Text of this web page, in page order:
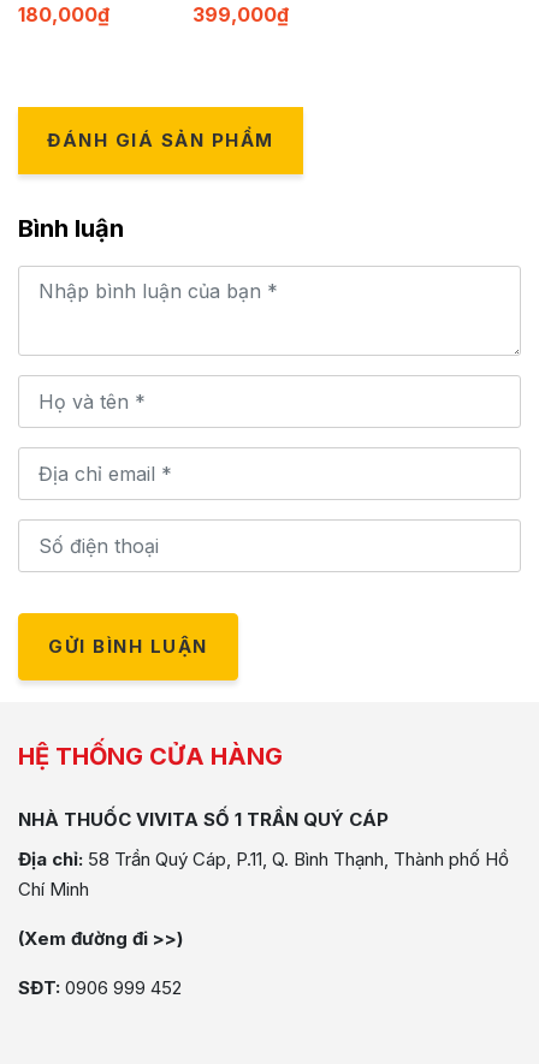
180,000₫ 399,000₫
ĐÁNH GIÁ SẢN PHẨM
Bình luận
GỬI BÌNH LUẬN
HỆ THỐNG CỬA HÀNG
NHÀ THUỐC VIVITA SỐ 1 TRẦN QUÝ CÁP
Địa chỉ: 58 Trần Quý Cáp, P.11, Q. Bình Thạnh, Thành phố Hồ
Chí Minh
(Xem đường đi >>)
SĐT: 0906 999 452